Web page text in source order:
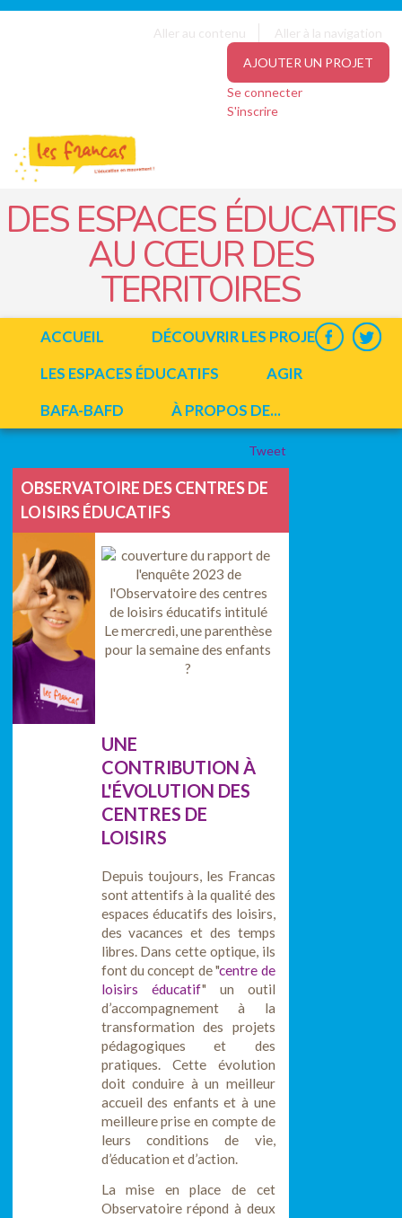
Aller au contenu
Aller à la navigation
AJOUTER UN PROJET
Se connecter
S'inscrire
DES ESPACES ÉDUCATIFS
AU CŒUR DES
TERRITOIRES
ACCUEIL
DÉCOUVRIR LES PROJETS
LES ESPACES ÉDUCATIFS
AGIR
BAFA-BAFD
À PROPOS DE...
Tweet
OBSERVATOIRE DES CENTRES DE
LOISIRS ÉDUCATIFS
UNE
CONTRIBUTION À
L'ÉVOLUTION DES
CENTRES DE
LOISIRS
Depuis toujours, les Francas
sont attentifs à la qualité des
espaces éducatifs des loisirs,
des vacances et des temps
libres. Dans cette optique, ils
font du concept de "centre de
loisirs éducatif" un outil
d’accompagnement à la
transformation des projets
pédagogiques et des
pratiques. Cette évolution
doit conduire à un meilleur
accueil des enfants et à une
meilleure prise en compte de
leurs conditions de vie,
d’éducation et d’action.
La mise en place de cet
Observatoire répond à deux
Panneau de gestion des cookies